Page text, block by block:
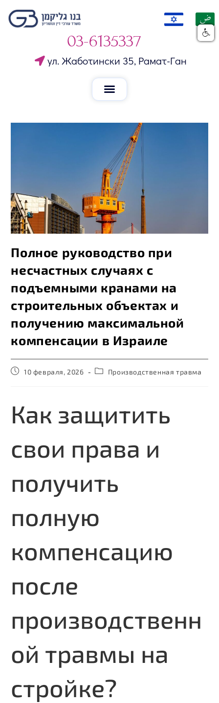
03-6135337
ул. Жаботински 35, Рамат-Ган
Полное руководство при
несчастных случаях с
подъемными кранами на
строительных объектах и
получению максимальной
компенсации в Израиле
10 февраля, 2026 Производственная травма
Как защитить
свои права и
получить
полную
компенсацию
после
производственн
ой травмы на
стройке?